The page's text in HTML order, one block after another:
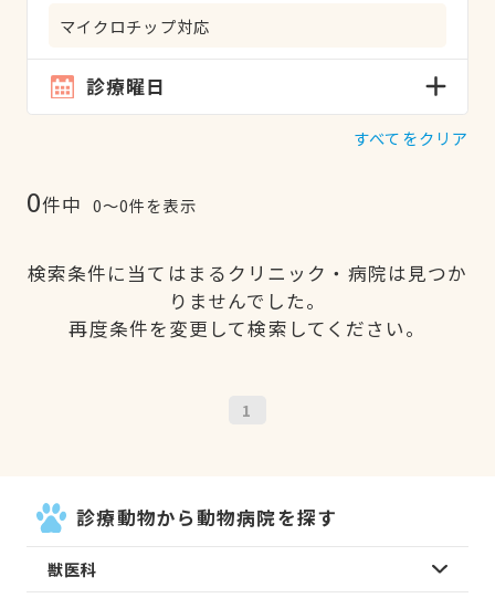
マイクロチップ対応
診療曜日
すべてをクリア
0件中 0〜0件を表示
検索条件に当てはまるクリニック・病院は見つか
りませんでした。
再度条件を変更して検索してください。
1
診療動物から動物病院を探す
獣医科